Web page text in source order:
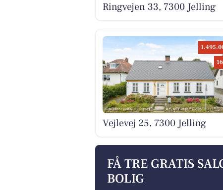
Ringvejen 33, 7300 Jelling
Vejlevej 25, 7300 Jelling
FÅ TRE GRATIS
BOLIG